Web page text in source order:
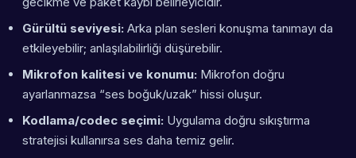
Gürültü seviyesi: Arka plan sesleri konuşma tanımayı da
etkileyebilir; anlaşılabilirliği düşürebilir.
Mikrofon kalitesi ve konumu: Mikrofon doğru
ayarlanmazsa “ses boğuk/uzak” hissi oluşur.
Kodlama/codec seçimi: Uygulama doğru sıkıştırma
stratejisi kullanırsa ses daha temiz gelir.